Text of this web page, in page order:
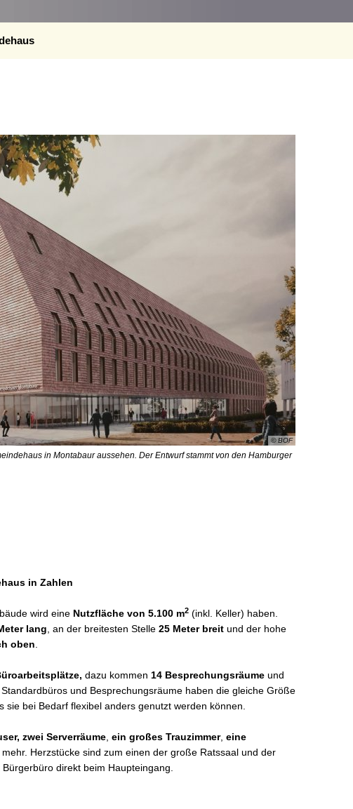
© BOF
in Montabaur aussehen. Der Entwurf stammt von den Hamburger
in Zahlen
wird eine Nutzfläche von 5.100 m2 (inkl. Keller) haben.
lang , an der breitesten Stelle 25 Meter breit und der hohe
oben
dazu kommen 14 Besprechungsräume und
Standardbüros und Besprechungsräume haben die gleiche Größe
sie bei Bedarf flexibel anders genutzt werden können.
zwei Serverräume ein großes Trauzimmer, eine
Herzstücke sind zum einen der große Ratssaal und der
direkt beim Haupteingang.